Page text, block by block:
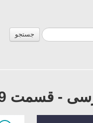
جستجو